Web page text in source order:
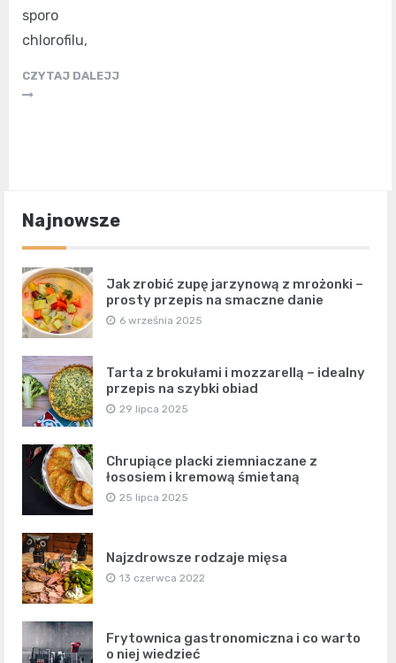
sporo
chlorofilu,
CZYTAJ DALEJJ
Najnowsze
Jak zrobić zupę jarzynową z mrożonki –
prosty przepis na smaczne danie
6 września 2025
Tarta z brokułami i mozzarellą – idealny
przepis na szybki obiad
29 lipca 2025
Chrupiące placki ziemniaczane z
łososiem i kremową śmietaną
25 lipca 2025
Najzdrowsze rodzaje mięsa
13 czerwca 2022
Frytownica gastronomiczna i co warto
o niej wiedzieć